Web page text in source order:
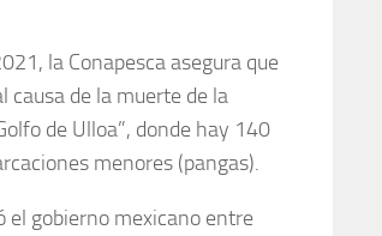
la Conapesca asegura que
causa de la muerte de la
de Ulloa”, donde hay 140
menores (pangas).
el gobierno mexicano entre